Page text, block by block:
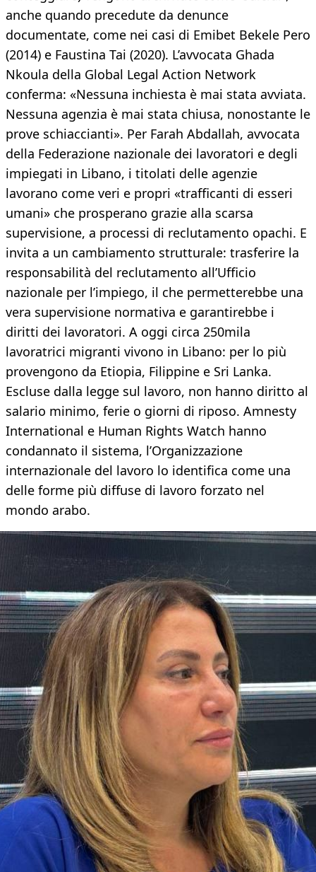
anche quando precedute da denunce
documentate, come nei casi di Emibet Bekele Pero
(2014) e Faustina Tai (2020). L’avvocata Ghada
Nkoula della Global Legal Action Network
conferma: «Nessuna inchiesta è mai stata avviata.
Nessuna agenzia è mai stata chiusa, nonostante le
prove schiaccianti». Per Farah Abdallah, avvocata
della Federazione nazionale dei lavoratori e degli
impiegati in Libano, i titolati delle agenzie
lavorano come veri e propri «trafficanti di esseri
umani» che prosperano grazie alla scarsa
supervisione, a processi di reclutamento opachi. E
invita a un cambiamento strutturale: trasferire la
responsabilità del reclutamento all’Ufficio
nazionale per l’impiego, il che permetterebbe una
vera supervisione normativa e garantirebbe i
diritti dei lavoratori. A oggi circa 250mila
lavoratrici migranti vivono in Libano: per lo più
provengono da Etiopia, Filippine e Sri Lanka.
Escluse dalla legge sul lavoro, non hanno diritto al
salario minimo, ferie o giorni di riposo. Amnesty
International e Human Rights Watch hanno
condannato il sistema, l’Organizzazione
internazionale del lavoro lo identifica come una
delle forme più diffuse di lavoro forzato nel
mondo arabo.